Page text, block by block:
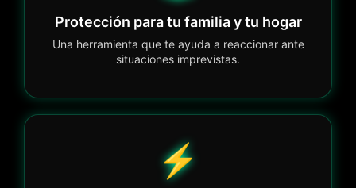
Protección para tu familia y tu hogar
Una herramienta que te ayuda a reaccionar ante
situaciones imprevistas.
⚡